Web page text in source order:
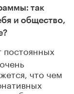
так
и общество,
постоянных
что чем